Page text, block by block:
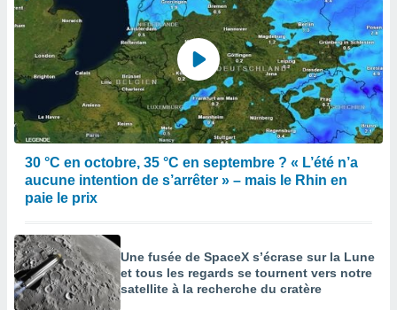
30 °C en octobre, 35 °C en septembre ? « L’été n’a
aucune intention de s’arrêter » – mais le Rhin en
paie le prix
Une fusée de SpaceX s’écrase sur la Lune
et tous les regards se tournent vers notre
satellite à la recherche du cratère